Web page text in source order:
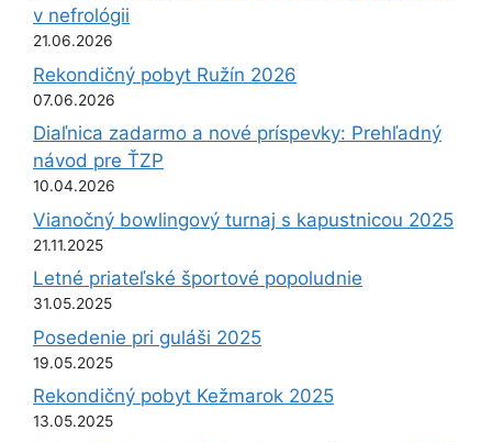
v nefrológii
21.06.2026
Rekondičný pobyt Ružín 2026
07.06.2026
Diaľnica zadarmo a nové príspevky: Prehľadný
návod pre ŤZP
10.04.2026
Vianočný bowlingový turnaj s kapustnicou 2025
21.11.2025
Letné priateľské športové popoludnie
31.05.2025
Posedenie pri guláši 2025
19.05.2025
Rekondičný pobyt Kežmarok 2025
13.05.2025